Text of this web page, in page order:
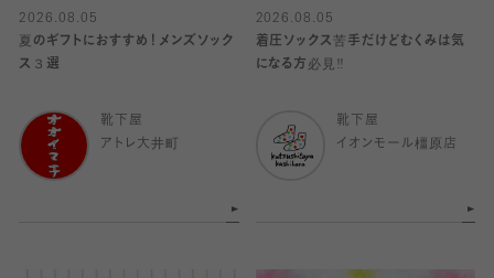
2026.08.05
夏のギフトにおすすめ！メンズソック
ス３選
靴下屋
アトレ大井町
2026.08.05
着圧ソックス苦手だけどむくみは気
になる方必見‼️
靴下屋
イオンモール橿原店